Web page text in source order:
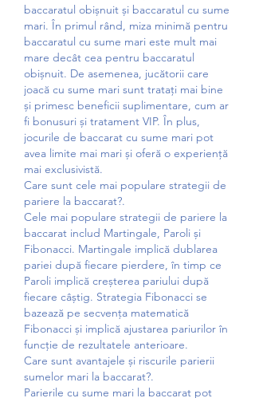
baccaratul obișnuit și baccaratul cu sume
mari. În primul rând, miza minimă pentru
baccaratul cu sume mari este mult mai
mare decât cea pentru baccaratul
obișnuit. De asemenea, jucătorii care
joacă cu sume mari sunt tratați mai bine
și primesc beneficii suplimentare, cum ar
fi bonusuri și tratament VIP. În plus,
jocurile de baccarat cu sume mari pot
avea limite mai mari și oferă o experiență
mai exclusivistă.
Care sunt cele mai populare strategii de
pariere la baccarat?.
Cele mai populare strategii de pariere la
baccarat includ Martingale, Paroli și
Fibonacci. Martingale implică dublarea
pariei după fiecare pierdere, în timp ce
Paroli implică creșterea pariului după
fiecare câștig. Strategia Fibonacci se
bazează pe secvența matematică
Fibonacci și implică ajustarea pariurilor în
funcție de rezultatele anterioare.
Care sunt avantajele și riscurile parierii
sumelor mari la baccarat?.
Parierile cu sume mari la baccarat pot